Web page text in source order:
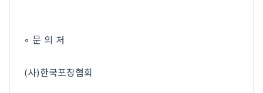
◦ 문 의 처
(사)한국포장협회